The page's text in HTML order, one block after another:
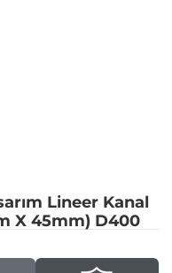
Lineer Kanal
X 45mm) D400